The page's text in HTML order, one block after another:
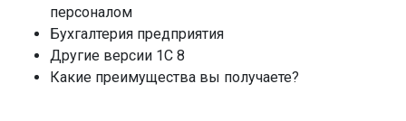
персоналом
Бухгалтерия предприятия
Другие версии 1С 8
Какие преимущества вы получаете?